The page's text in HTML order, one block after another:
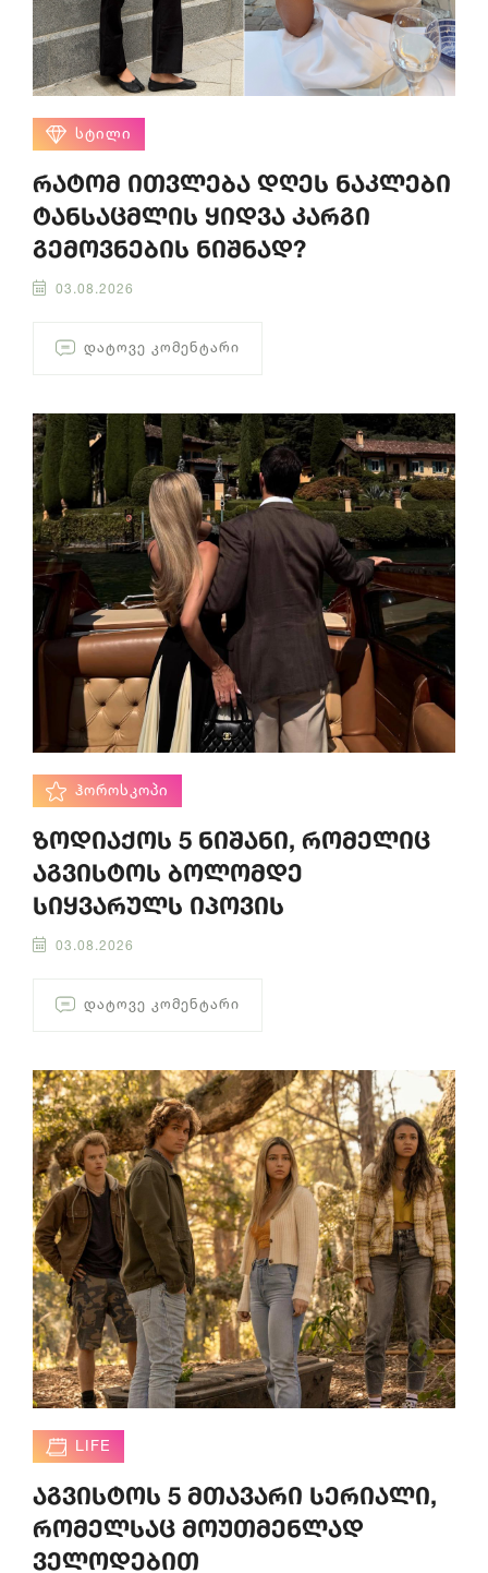
ᲡᲢᲘᲚᲘ
რატომ ითვლება დღეს ნაკლები
ტანსაცმლის ყიდვა კარგი
გემოვნების ნიშნად?
03.08.2026
ᲓᲐᲢᲝᲕᲔ ᲙᲝᲛᲔᲜᲢᲐᲠᲘ
ᲰᲝᲠᲝᲡᲙᲝᲞᲘ
ზოდიაქოს 5 ნიშანი, რომელიც
აგვისტოს ბოლომდე
სიყვარულს იპოვის
03.08.2026
ᲓᲐᲢᲝᲕᲔ ᲙᲝᲛᲔᲜᲢᲐᲠᲘ
LIFE
აგვისტოს 5 მთავარი სერიალი,
რომელსაც მოუთმენლად
ველოდებით